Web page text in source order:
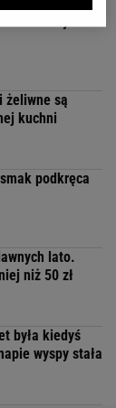
żeliwne są
kuchni
podkręca
lato.
niż 50 zł
była kiedyś
wyspy stała